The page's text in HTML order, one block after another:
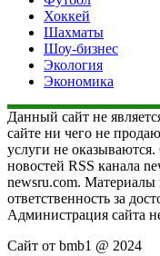
Хоккей
Шахматы
Шоу-бизнес
Экология
Экономика
Данный сайт не
сайте ни чего не
услуги не оказываются.
новостей RSS канала
newsru.com. Материалы
ответственность за
Администрация сайта
Сайт от bmb1 @ 2024